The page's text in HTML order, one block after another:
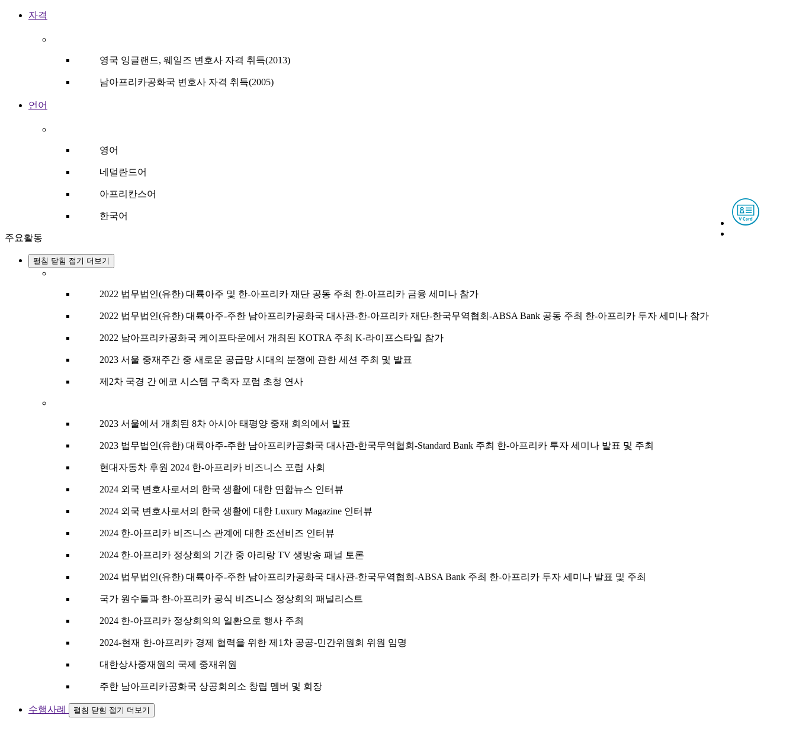
자격
영국 잉글랜드, 웨일즈 변호사 자격 취득(2013)
남아프리카공화국 변호사 자격 취득(2005)
언어
영어
네덜란드어
아프리칸스어
한국어
주요활동
펼침 닫힘 접기 더보기
2022 법무법인(유한) 대륙아주 및 한-아프리카 재단 공동 주최 한-아프리카 금융 세미나 참가
2022 법무법인(유한) 대륙아주-주한 남아프리카공화국 대사관-한-아프리카 재단-한국무역협회-ABSA Bank 공동 주최 한-아프리카 투자 세미나 참가
2022 남아프리카공화국 케이프타운에서 개최된 KOTRA 주최 K-라이프스타일 참가
2023 서울 중재주간 중 새로운 공급망 시대의 분쟁에 관한 세션 주최 및 발표
제2차 국경 간 에코 시스템 구축자 포럼 초청 연사
2023 서울에서 개최된 8차 아시아 태평양 중재 회의에서 발표
2023 법무법인(유한) 대륙아주-주한 남아프리카공화국 대사관-한국무역협회-Standard Bank 주최 한-아프리카 투자 세미나 발표 및 주최
현대자동차 후원 2024 한-아프리카 비즈니스 포럼 사회
2024 외국 변호사로서의 한국 생활에 대한 연합뉴스 인터뷰
2024 외국 변호사로서의 한국 생활에 대한 Luxury Magazine 인터뷰
2024 한-아프리카 비즈니스 관계에 대한 조선비즈 인터뷰
2024 한-아프리카 정상회의 기간 중 아리랑 TV 생방송 패널 토론
2024 법무법인(유한) 대륙아주-주한 남아프리카공화국 대사관-한국무역협회-ABSA Bank 주최 한-아프리카 투자 세미나 발표 및 주최
국가 원수들과 한-아프리카 공식 비즈니스 정상회의 패널리스트
2024 한-아프리카 정상회의의 일환으로 행사 주최
2024-현재 한-아프리카 경제 협력을 위한 제1차 공공-민간위원회 위원 임명
대한상사중재원의 국제 중재위원
주한 남아프리카공화국 상공회의소 창립 멤버 및 회장
수행사례 펼침 닫힘 접기 더보기